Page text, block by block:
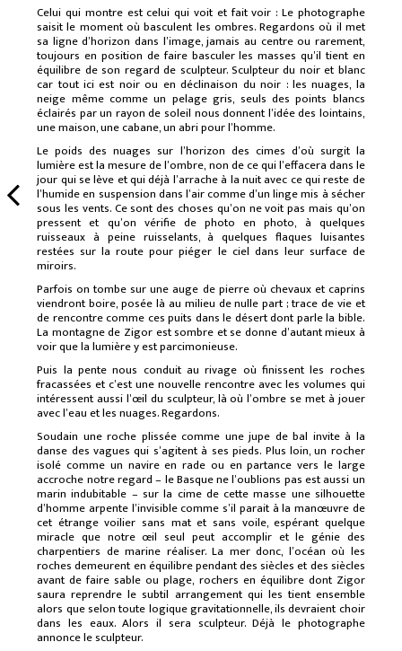
Celui qui montre est celui qui voit et fait voir : Le photographe
saisit le moment où basculent les ombres. Regardons où il met
sa ligne d’horizon dans l’image, jamais au centre ou rarement,
toujours en position de faire basculer les masses qu’il tient en
équilibre de son regard de sculpteur. Sculpteur du noir et blanc
car tout ici est noir ou en déclinaison du noir : les nuages, la
neige même comme un pelage gris, seuls des points blancs
éclairés par un rayon de soleil nous donnent l’idée des lointains,
une maison, une cabane, un abri pour l’homme.
Le poids des nuages sur l’horizon des cimes d’où surgit la
lumière est la mesure de l’ombre, non de ce qui l’effacera dans le
jour qui se lève et qui déjà l’arrache à la nuit avec ce qui reste de
l’humide en suspension dans l’air comme d’un linge mis à sécher
sous les vents. Ce sont des choses qu’on ne voit pas mais qu’on
pressent et qu’on vérifie de photo en photo, à quelques
ruisseaux à peine ruisselants, à quelques flaques luisantes
restées sur la route pour piéger le ciel dans leur surface de
miroirs.
Parfois on tombe sur une auge de pierre où chevaux et caprins
viendront boire, posée là au milieu de nulle part ; trace de vie et
de rencontre comme ces puits dans le désert dont parle la bible.
La montagne de Zigor est sombre et se donne d’autant mieux à
voir que la lumière y est parcimonieuse.
Puis la pente nous conduit au rivage où finissent les roches
fracassées et c’est une nouvelle rencontre avec les volumes qui
intéressent aussi l’œil du sculpteur, là où l’ombre se met à jouer
avec l’eau et les nuages. Regardons.
Soudain une roche plissée comme une jupe de bal invite à la
danse des vagues qui s’agitent à ses pieds. Plus loin, un rocher
isolé comme un navire en rade ou en partance vers le large
accroche notre regard – le Basque ne l’oublions pas est aussi un
marin indubitable – sur la cime de cette masse une silhouette
d’homme arpente l’invisible comme s’il parait à la manœuvre de
cet étrange voilier sans mat et sans voile, espérant quelque
miracle que notre œil seul peut accomplir et le génie des
charpentiers de marine réaliser. La mer donc, l’océan où les
roches demeurent en équilibre pendant des siècles et des siècles
avant de faire sable ou plage, rochers en équilibre dont Zigor
saura reprendre le subtil arrangement qui les tient ensemble
alors que selon toute logique gravitationnelle, ils devraient choir
dans les eaux. Alors il sera sculpteur. Déjà le photographe
annonce le sculpteur.